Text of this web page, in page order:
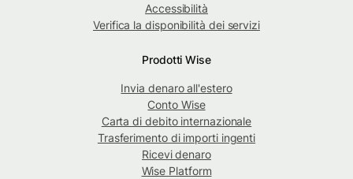
Accessibilità
Verifica la disponibilità dei servizi
Prodotti Wise
Invia denaro all'estero
Conto Wise
Carta di debito internazionale
Trasferimento di importi ingenti
Ricevi denaro
Wise Platform